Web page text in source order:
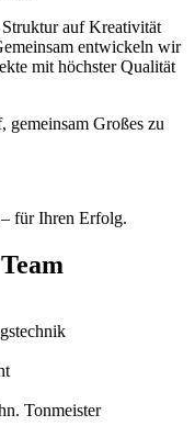
auf Kreativität
entwickeln wir
mit höchster Qualität
gemeinsam Großes zu
für Ihren Erfolg.
Tonmeister